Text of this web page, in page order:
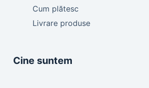
Cum plătesc
Livrare produse
Cine suntem